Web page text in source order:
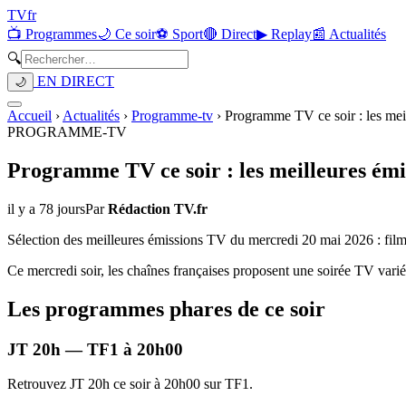
TVfr
📺 Programmes🌙 Ce soir⚽ Sport🔴 Direct▶ Replay📰 Actualités
🔍
🌙 EN DIRECT
Accueil › Actualités › Programme-tv › Programme TV ce soir : les
PROGRAMME-TV
Programme TV ce soir : les meilleures
il y a 78 joursParRédaction TV.fr
Sélection des meilleures émissions TV du mercredi 20 mai 2026 :
Ce mercredi soir, les chaînes françaises proposent une soirée TV
Les programmes phares de ce soir
JT 20h — TF1 à 20h00
Retrouvez JT 20h ce soir à 20h00 sur TF1.